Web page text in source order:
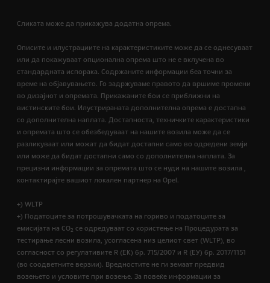
Сликата може да прикажува додатна опрема.
Описите и илустрациите на карактеристиките може да се однесуваат
или да покажуваат опционална опрема што не е вклучена во
стандардната испорака. Содржаните информации беа точни за
време на објавувањето. Го задржуваме правото да вршиме промени
во дизајнот и опремата. Прикажаните бои се приближни на
вистинските бои. Илустрираната дополнителна опрема е достапна
со дополнителна наплата. Достапноста, техничките карактеристики
и опремата што се обезбедуваат на нашите возила може да се
разликуваат или можат да бидат достапни само во одредени земји
или може да бидат достапни само со дополнителна наплата. За
прецизни информации за опремата што се нуди на нашите возила ,
контактирајте вашиот локален партнер на Opel.
+) WLTP
+) Податоците за потрошувачката на гориво и податоците за
емисијата на CO2 се одредуваат со користење на Процедурата за
тестирање лесни возила, усогласена низ целиот свет (WLTP), во
согласност со регулативите R (EК) бр. 715/2007 и R (ЕУ) бр. 2017/1151
(во соодветните верзии). Вредностите не ги земаат предвид
возењето и условите при возење. За повеќе информации за